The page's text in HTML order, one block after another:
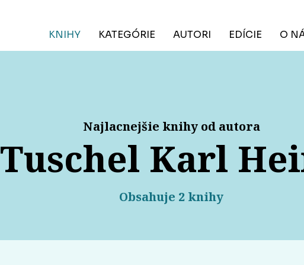
KNIHY KATEGÓRIE AUTORI EDÍCIE O
Najlacnejšie knihy od autora
Tuschel Karl
Obsahuje 2 knihy